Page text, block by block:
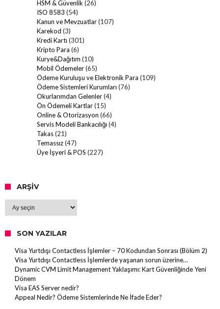
HSM & Güvenlik (26)
ISO 8583 (54)
Kanun ve Mevzuatlar(107)
Karekod (3)
Kredi Kartı (301)
Kripto Para (6)
Kurye&Dağıtım (10)
Mobil Ödemeler(65)
Ödeme Kuruluşu ve Elektronik Para (109)
Ödeme Sistemleri Kurumları (76)
Okurlarımdan Gelenler(4)
Ön Ödemeli Kartlar(15)
Online & Otorizasyon (66)
Servis Modeli Bankacılığı (4)
Takas(21)
Temassız(47)
Üye İşyeri & POS (227)
ARŞIV
SON YAZILAR
Visa Yurtdışı Contactless İşlemler – 70 Kodundan Sonrası (Bölüm 2)
Visa Yurtdışı Contactless İşlemlerde yaşanan sorun üzerine…
Dynamic CVM Limit Management Yaklaşımı: Kart Güvenliğinde Yeni
Dönem
Visa EAS Server nedir?
Appeal Nedir? Ödeme Sistemlerinde Ne İfade Eder?